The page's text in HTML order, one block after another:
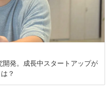
発。成長中スタートアップが
？